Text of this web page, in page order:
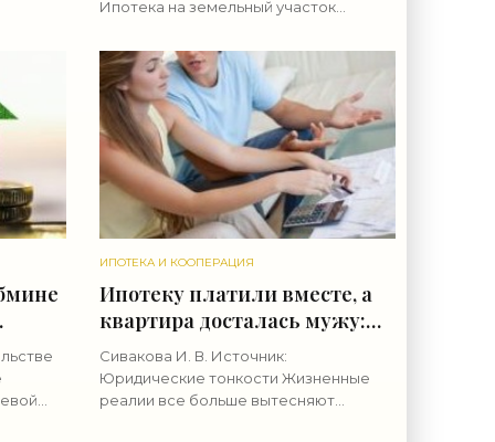
Ипотека на земельный участок
разновидности ипотечного кредита,
поскольку все большее число людей
стремится
ИПОТЕКА И КООПЕРАЦИЯ
Ипотеку платили вместе, а
квартира досталась мужу:
когда так происходит и как
защититься - «Ипотека»
Сивакова И. В. Источник:
Юридические тонкости Жизненные
реалии все больше вытесняют